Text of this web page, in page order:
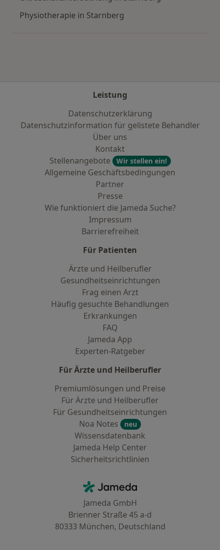
Physiotherapie in Starnberg
Leistung
Datenschutzerklärung
Datenschutzinformation für gelistete Behandler
Über uns
Kontakt
Stellenangebote
Wir stellen ein!
Allgemeine Geschäftsbedingungen
Partner
Presse
Wie funktioniert die Jameda Suche?
Impressum
Barrierefreiheit
Für Patienten
Ärzte und Heilberufler
Gesundheitseinrichtungen
Frag einen Arzt
Häufig gesuchte Behandlungen
Erkrankungen
FAQ
Jameda App
Experten-Ratgeber
Für Ärzte und Heilberufler
Premiumlösungen und Preise
Für Ärzte und Heilberufler
Für Gesundheitseinrichtungen
Noa Notes
neu
Wissensdatenbank
Jameda Help Center
Sicherheitsrichtlinien
Jameda - Startseite
Jameda GmbH
Brienner Straße 45 a-d
80333 München, Deutschland